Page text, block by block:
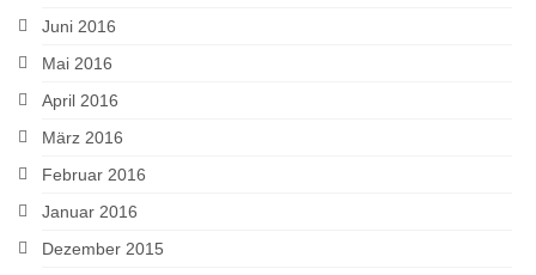
Juni 2016
Mai 2016
April 2016
März 2016
Februar 2016
Januar 2016
Dezember 2015